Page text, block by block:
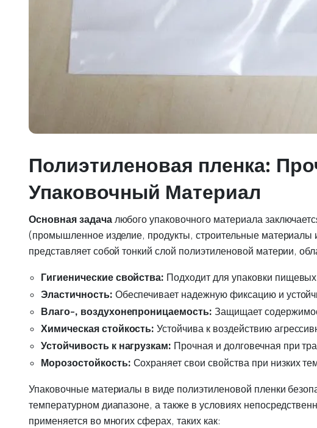
Полиэтиленовая пленка:
Упаковочный Материал
Основная задачалюбого упаковочного материала
(промышленное изделие, продукты, строительные
представляет собой тонкий слой полиэтиленовой материи,
Гигиенические свойства: Подходит для упаковки
Эластичность: Обеспечивает надежную фиксацию и
Влаго-, воздухонепроницаемость: Защищает
Химическая стойкость: Устойчива к воздействию
Устойчивость к нагрузкам: Прочная и долговечная при
Морозостойкость: Сохраняет свои свойства при низких
Упаковочные материалы в виде полиэтиленовой пленки
температурном диапазоне, а также в условиях
применяется во многих сферах, таких как: